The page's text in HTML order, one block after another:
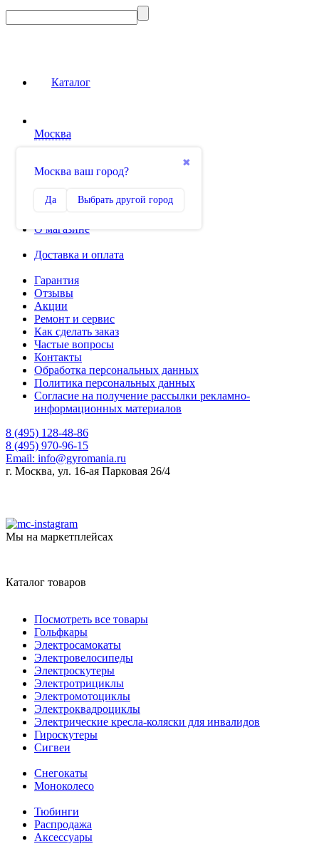
Каталог
Москва
✖
Москва ваш город?
Да Выбрать другой город
0
Избранное
О магазине
Доставка и оплата
Гарантия
Отзывы
Акции
Ремонт и сервис
Как сделать заказ
Частые вопросы
Контакты
Обработка персональных данных
Политика персональных данных
Согласие на получение рассылки рекламно-
информационных материалов
8 (495) 128-48-86
8 (495) 970-96-15
Email: info@gyromania.ru
г. Москва, ул. 16-ая Парковая 26/4
Мы на маркетплейсах
Каталог товаров
Посмотреть все товары
Гольфкары
Электросамокаты
Электровелосипеды
Электроскутеры
Электротрициклы
Электромотоциклы
Электроквадроциклы
Электрические кресла-коляски для инвалидов
Гироскутеры
Сигвеи
Снегокаты
Моноколесо
Тюбинги
Распродажа
Аксессуары